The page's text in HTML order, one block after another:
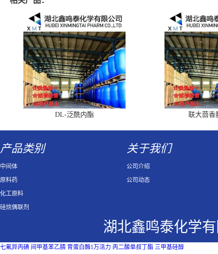
DL-泛酰内酯 联大茴香
产品类别
中间体
原料药
化工原料
硅烷偶联剂
关于我们
公司介绍
公司动态
湖北鑫鸣泰化学
七氟异丙碘 间甲基苯乙腈 胃蛋白酶1万活力 丙二酸单叔丁酯 三甲基硅醇